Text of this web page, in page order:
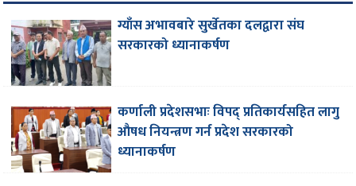
ग्याँस अभावबारे सुर्खेतका दलद्वारा संघ
सरकारको ध्यानाकर्षण
कर्णाली प्रदेशसभाः विपद् प्रतिकार्यसहित लागु
औषध नियन्त्रण गर्न प्रदेश सरकारको
ध्यानाकर्षण